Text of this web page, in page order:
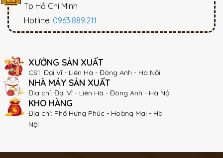
Tp Hồ Chí Minh
Hotline: 0963.889.211
XƯỞNG SẢN XUẤT
CS1: Đại Vĩ - Liên Hà - Đông Anh - Hà Nội
NHÀ MÁY SẢN XUẤT
Địa chỉ: Đại Vĩ - Liên Hà - Đông Anh - Hà Nội
KHO HÀNG
Địa chỉ: Phố Hưng Phúc - Hoàng Mai - Hà
Nội